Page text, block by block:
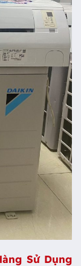
Sử Dụng